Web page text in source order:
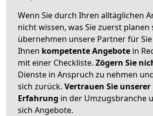
Wenn Sie durch Ihren alltäglichen
nicht wissen, was Sie zuerst planen
übernehmen unsere Partner für
Ihnen kompetente Angebote in
mit einer Checkliste. Zögern Sie
Dienste in Anspruch zu nehmen
sich zurück. Vertrauen Sie unserer
Erfahrung in der Umzugsbranche
sich Angebote.